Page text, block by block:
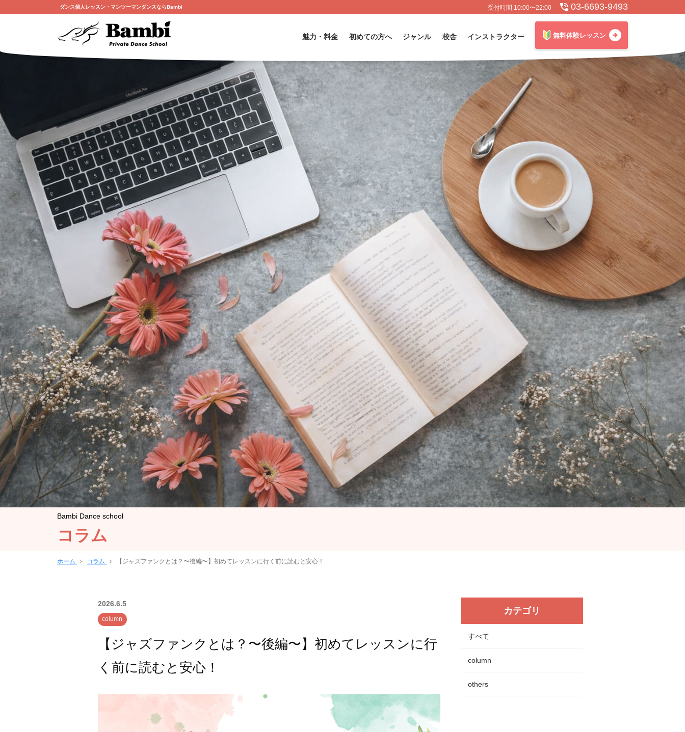
受付時間 10:00〜22:00 03-6693-9493
ダンス個人レッスン・マンツーマンダンスならBambi
魅力・料金 初めての方へ ジャンル 校舎 インストラクター 無料体験レッスン
Bambi Dance school
コラム
ホーム › コラム › 【ジャズファンクとは？〜後編〜】初めてレッスンに行く前に読むと安心！
2026.6.5
column
【ジャズファンクとは？〜後編〜】初めてレッスンに行
く前に読むと安心！
カテゴリ
すべて
column
others